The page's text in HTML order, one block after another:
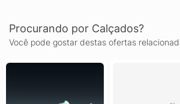
Procurando por Calçados?
Você pode gostar destas ofertas